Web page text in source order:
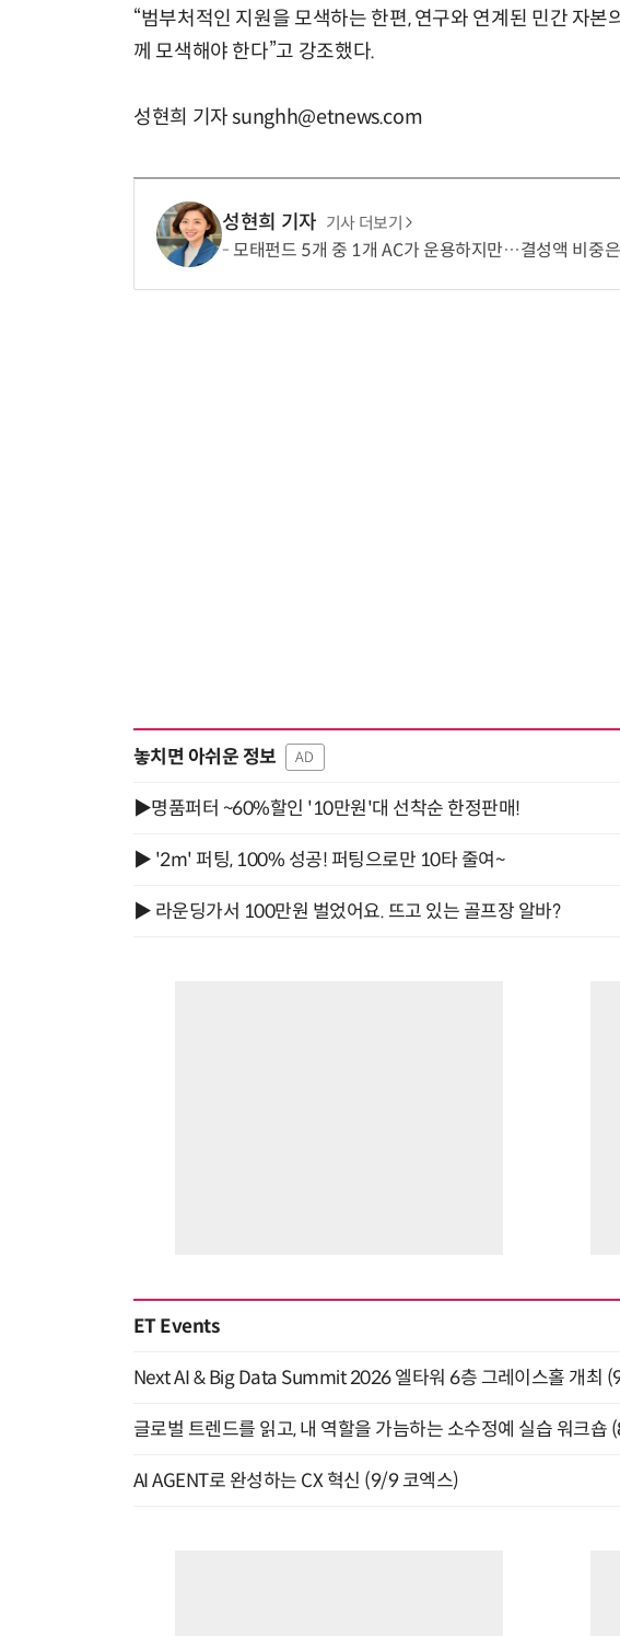
“범부처적인 지원을 모색하는 한편, 연구와 연계된 민간 자
께 모색해야 한다”고 강조했다.
성현희 기자 sunghh@etnews.com
성현희 기자 기사 더보기
모태펀드 5개 중 1개 AC가 운용하지만…결성액 비중
놓치면 아쉬운 정보 AD
▶명품퍼터 ~60%할인 '10만원'대 선착순 한정판매!
▶ '2m' 퍼팅, 100% 성공! 퍼팅으로만 10타 줄여~
▶ 라운딩가서 100만원 벌었어요. 뜨고 있는 골프장 알바?
ET Events
Next AI & Big Data Summit 2026 엘타워 6층 그레이스홀 개최
글로벌 트렌드를 읽고, 내 역할을 가늠하는 소수정예 실습 워크숍
AI AGENT로 완성하는 CX 혁신 (9/9 코엑스)